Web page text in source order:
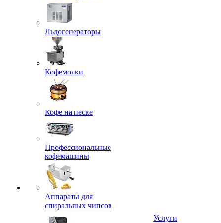
Льдогенераторы
Кофемолки
Кофе на песке
Профессиональные
кофемашины
Аппараты для
спиральных чипсов
Услуги